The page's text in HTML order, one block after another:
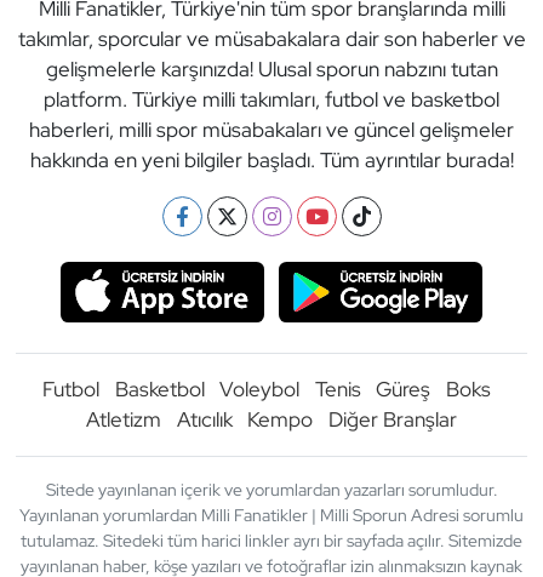
Milli Fanatikler, Türkiye'nin tüm spor branşlarında milli
takımlar, sporcular ve müsabakalara dair son haberler ve
gelişmelerle karşınızda! Ulusal sporun nabzını tutan
platform. Türkiye milli takımları, futbol ve basketbol
haberleri, milli spor müsabakaları ve güncel gelişmeler
hakkında en yeni bilgiler başladı. Tüm ayrıntılar burada!
Futbol Basketbol Voleybol Tenis Güreş
Boks
Atletizm
Atıcılık Kempo Diğer Branşlar
Sitede yayınlanan içerik ve yorumlardan yazarları sorumludur.
Yayınlanan yorumlardan Milli Fanatikler | Milli Sporun Adresi sorumlu
tutulamaz. Sitedeki tüm harici linkler ayrı bir sayfada açılır. Sitemizde
yayınlanan haber, köşe yazıları ve fotoğraflar izin alınmaksızın kaynak